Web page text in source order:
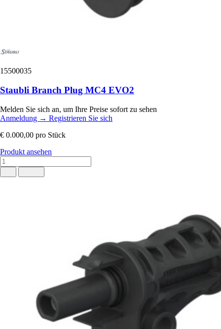
15500035
Staubli Branch Plug MC4 EVO2
Melden Sie sich an, um Ihre Preise sofort zu sehen
Anmeldung → Registrieren Sie sich
€ 0.000,00 pro Stück
Produkt ansehen